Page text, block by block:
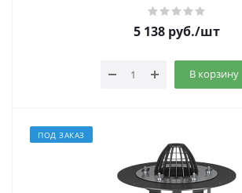
5 138 руб./шт
В корзину
ПОД ЗАКАЗ